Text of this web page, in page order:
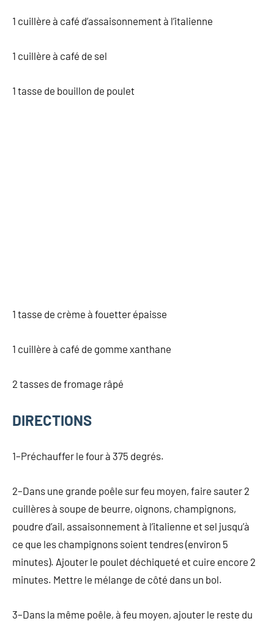
1 cuillère à café d’assaisonnement à l’italienne
1 cuillère à café de sel
1 tasse de bouillon de poulet
1 tasse de crème à fouetter épaisse
1 cuillère à café de gomme xanthane
2 tasses de fromage râpé
DIRECTIONS
1–Préchauffer le four à 375 degrés.
2–Dans une grande poêle sur feu moyen, faire sauter 2
cuillères à soupe de beurre, oignons, champignons,
poudre d’ail, assaisonnement à l’italienne et sel jusqu’à
ce que les champignons soient tendres (environ 5
minutes). Ajouter le poulet déchiqueté et cuire encore 2
minutes. Mettre le mélange de côté dans un bol.
3–Dans la même poêle, à feu moyen, ajouter le reste du